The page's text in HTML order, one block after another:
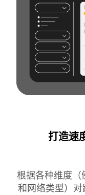
打造速
根据各种维度（
和网络类型）对